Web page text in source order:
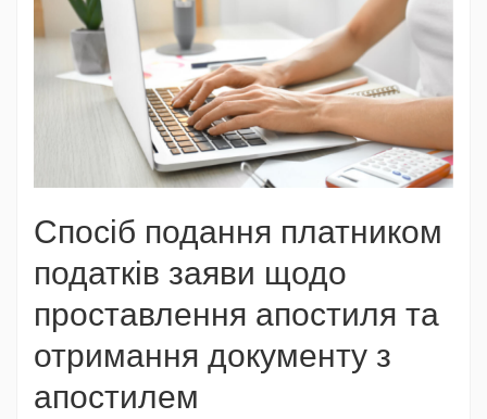
Спосіб подання платником
податків заяви щодо
проставлення апостиля та
отримання документу з
апостилем